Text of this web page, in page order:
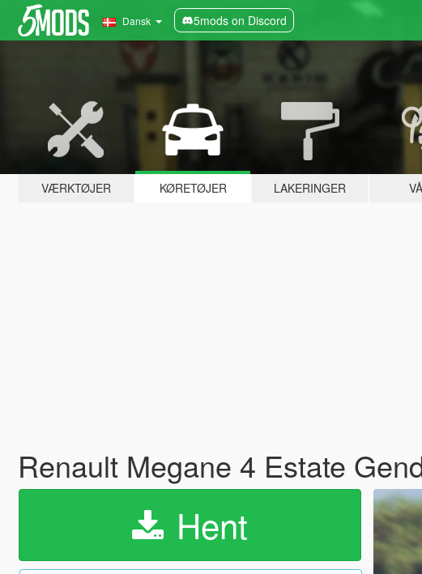
Dansk 5mods on Discord
VÆRKTØJER KØRETØJER LAKERINGER
Renault Megane 4 Estate
Hent